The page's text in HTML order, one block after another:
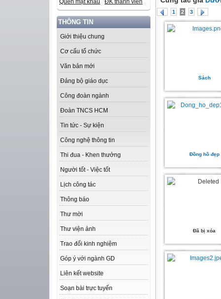
Quên mật khẩu ĐK thành viên
THÔNG TIN
Giới thiệu chung
Cơ cấu tổ chức
Văn bản mới
Đảng bộ giáo dục
Công đoàn ngành
Đoàn TNCS HCM
Tin tức - Sự kiện
Công nghệ thông tin
Thi đua - Khen thưởng
Người tốt - Việc tốt
Lịch công tác
Thông báo
Thư mời
Thư viện ảnh
Trao đổi kinh nghiệm
Góp ý với ngành GD
Liên kết website
Soạn bài trực tuyến
1 2 3
Sách
Đồng hồ đẹp
Đã bị xóa